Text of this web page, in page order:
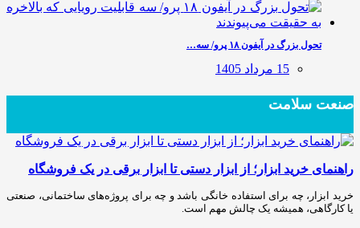
تحول بزرگ در آیفون ۱۸ پرو/ سه…
15 مرداد 1405
صنعت سلامت
راهنمای خرید ابزار؛ از ابزار دستی تا ابزار برقی در یک فروشگاه
خرید ابزار، چه برای استفاده خانگی باشد و چه برای پروژه‌های ساختمانی، صنعتی
یا کارگاهی، همیشه یک چالش مهم است.